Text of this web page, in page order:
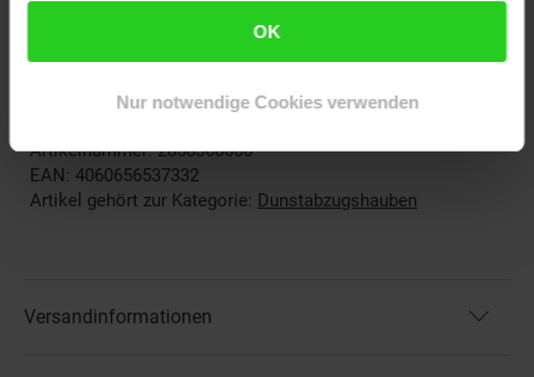
OK
Nur notwendige Cookies verwenden
Abluftanschluss Durchmesser: 150 mm
Kabellänge: 1 m
Artikelnummer: 2858368000
EAN: 4060656537332
Artikel gehört zur Kategorie: Dunstabzugshauben
Versandinformationen